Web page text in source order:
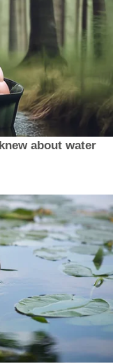
about water